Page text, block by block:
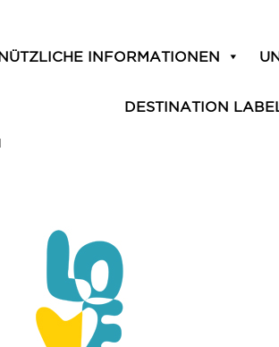
INFORMATIONEN
DESTINATION